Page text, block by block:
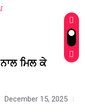
ਮਿਲ ਕੇ
December 15, 2025